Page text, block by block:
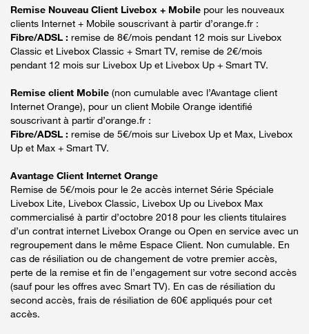
Remise Nouveau Client Livebox + Mobile pour les nouveaux
clients Internet + Mobile souscrivant à partir d’orange.fr :
Fibre/ADSL : remise de 8€/mois pendant 12 mois sur Livebox
Classic et Livebox Classic + Smart TV, remise de 2€/mois
pendant 12 mois sur Livebox Up et Livebox Up + Smart TV.
Remise client Mobile (non cumulable avec l’Avantage client
Internet Orange), pour un client Mobile Orange identifié
souscrivant à partir d’orange.fr :
Fibre/ADSL : remise de 5€/mois sur Livebox Up et Max, Livebox
Up et Max + Smart TV.
Avantage Client Internet Orange
Remise de 5€/mois pour le 2e accès internet Série Spéciale
Livebox Lite, Livebox Classic, Livebox Up ou Livebox Max
commercialisé à partir d’octobre 2018 pour les clients titulaires
d’un contrat internet Livebox Orange ou Open en service avec un
regroupement dans le même Espace Client. Non cumulable. En
cas de résiliation ou de changement de votre premier accès,
perte de la remise et fin de l’engagement sur votre second accès
(sauf pour les offres avec Smart TV). En cas de résiliation du
second accès, frais de résiliation de 60€ appliqués pour cet
accès.